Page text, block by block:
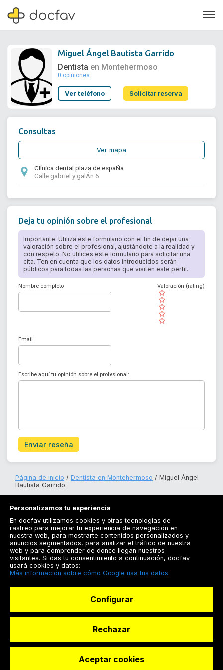
Soporte
Miguel Ángel Bautista Garrido
Dentista en Montehermoso
0 opiniones
Ver teléfono Solicitar reserva
Consultas
Ver mapa
ClÍnica dental plaza de espaÑa
Calle gabriel y galÁn 6
Deja tu opinión sobre el profesional
Importante: Utiliza este formulario con el fin de dejar una
valoración sobre el profesional, ajustándote a la realidad y
con respeto. No utilices este formulario para solicitar una
cita. Ten en cuenta que los datos introducidos serán
públicos para todas las personas que visiten este perfil.
Nombre completo
( )
( )
( )
( )
( )
Valoración (rating)
Email
Escribe aquí tu opinión sobre el profesional:
Enviar reseña
Página de inicio Dentista en Montehermoso
Miguel Ángel
Bautista Garrido
Registrarse
Docfav
© Dashboard Technologies S.L
Personalizamos tu experiencia
En docfav utilizamos cookies y otras tecnologías de
rastreo para mejorar tu experiencia de navegación en
nuestra web, para mostrarte contenidos personalizados y
anuncios segmentados, para analizar el tráfico de nuestra
web y para comprender de donde llegan nuestros
visitantes. Si das tu consentimiento a continuación, docfav
usará cookies y datos:
Más información sobre cómo Google usa tus datos
Configurar
Rechazar
Aceptar cookies